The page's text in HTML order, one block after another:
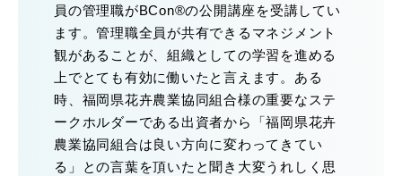
員の管理職がBCon®の公開講座を受講してい
ます。管理職全員が共有できるマネジメント
観があることが、組織としての学習を進める
上でとても有効に働いたと言えます。ある
時、福岡県花卉農業協同組合様の重要なステ
ークホルダーである出資者から「福岡県花卉
農業協同組合は良い方向に変わってきてい
る」との言葉を頂いたと聞き大変うれしく思